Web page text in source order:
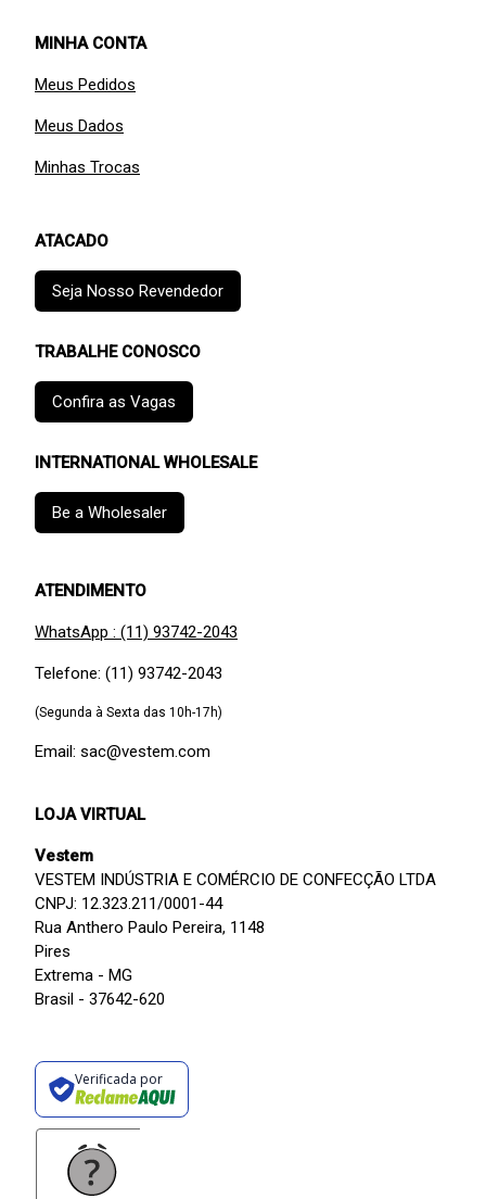
MINHA CONTA
Meus Pedidos
Meus Dados
Minhas Trocas
ATACADO
Seja Nosso Revendedor
TRABALHE CONOSCO
Confira as Vagas
INTERNATIONAL WHOLESALE
Be a Wholesaler
ATENDIMENTO
WhatsApp : (11) 93742-2043
Telefone: (11) 93742-2043
(Segunda à Sexta das 10h-17h)
Email: sac@vestem.com
LOJA VIRTUAL
Vestem
VESTEM INDÚSTRIA E COMÉRCIO DE CONFECÇÃO LTDA
CNPJ: 12.323.211/0001-44
Rua Anthero Paulo Pereira, 1148
Pires
Extrema - MG
Brasil - 37642-620
Verificada por